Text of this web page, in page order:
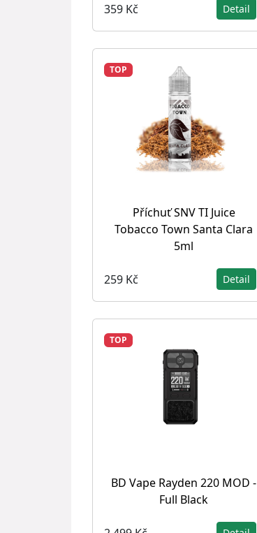
359 Kč Detail
TOP
Příchuť SNV TI Juice
Tobacco Town Santa Clara
5ml
259 Kč Detail
TOP
BD Vape Rayden 220 MOD -
Full Black